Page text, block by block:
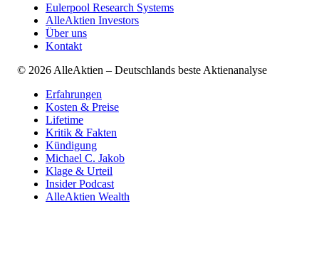
Eulerpool Research Systems
AlleAktien Investors
Über uns
Kontakt
© 2026 AlleAktien – Deutschlands beste Aktienanalyse
Erfahrungen
Kosten & Preise
Lifetime
Kritik & Fakten
Kündigung
Michael C. Jakob
Klage & Urteil
Insider Podcast
AlleAktien Wealth